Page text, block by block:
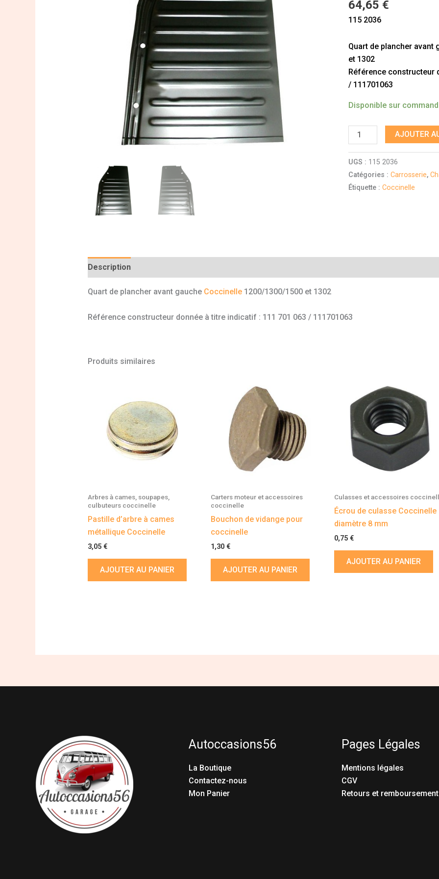
64,65 €
115 2036
Quart de plancher avant
et 1302
Référence constructeur
/ 111701063
Disponible sur
Coccinelle
1200/1300/1500
1302
AJOUTER
UGS : 115 2036
Catégories :Carrosserie,
Étiquette :Coccinelle
Description
Quart de plancher avant gauche Coccinelle1200/1300/1500 et 1302
Référence constructeur donnée à titre indicatif : 111 701 063 / 111701063
Produits similaires
Arbres à cames, soupapes,
culbuteurs coccinelle
Pastille d’arbre à cames
métallique Coccinelle
3,05 €
AJOUTER AU PANIER
Carters moteur et accessoires
coccinelle
Bouchon de vidange pour
coccinelle
1,30€
AJOUTER AU PANIER
Culasses et accessoires
Écrou de culasse Coccinelle
diamètre 8 mm
0,75 €
AJOUTER AU PANIER
Autoccasions56
La Boutique
Contactez-nous
Mon Panier
Pages Légales
Mentions légales
CGV
Retours et